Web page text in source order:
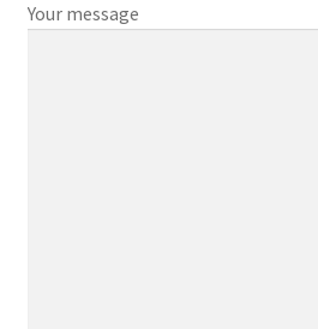
Your message